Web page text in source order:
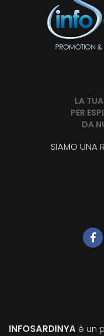
LA
PER
DA
SIAMO UNA
INFOSARDINYA è un